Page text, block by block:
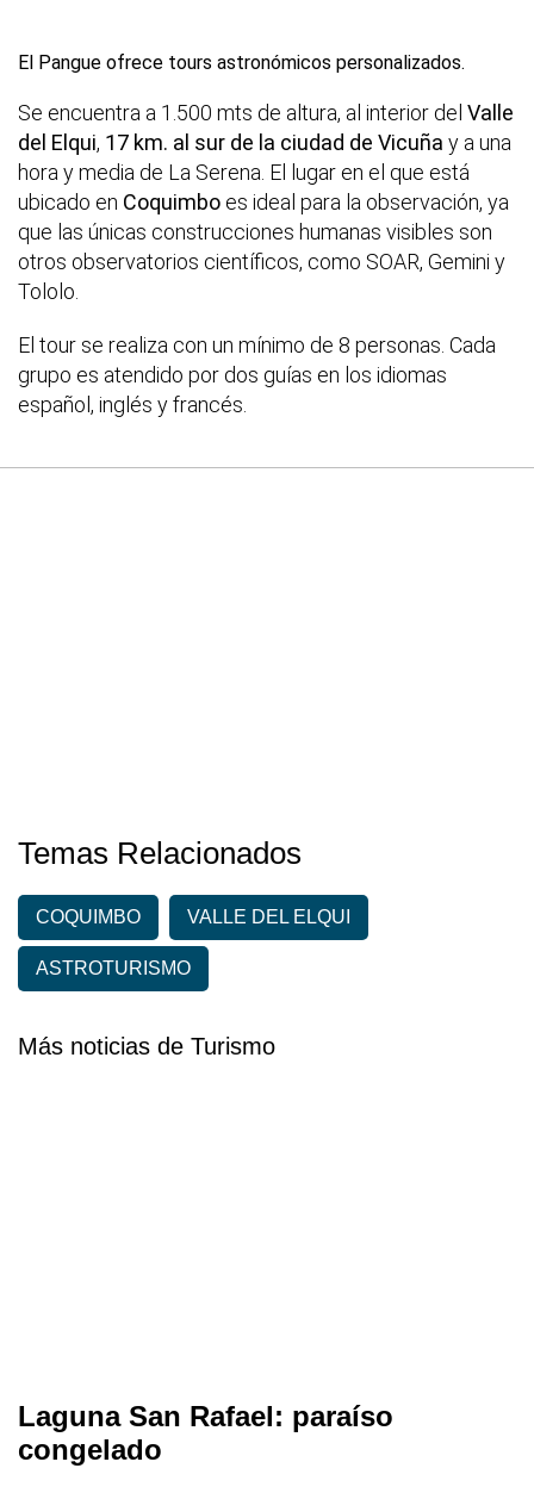
El Pangue ofrece tours astronómicos personalizados.
Se encuentra a 1.500 mts de altura, al interior del Valle
del Elqui, 17 km. al sur de la ciudad de Vicuña y a una
hora y media de La Serena. El lugar en el que está
ubicado en Coquimbo es ideal para la observación, ya
que las únicas construcciones humanas visibles son
otros observatorios científicos, como SOAR, Gemini y
Tololo.
El tour se realiza con un mínimo de 8 personas. Cada
grupo es atendido por dos guías en los idiomas
español, inglés y francés.
Temas Relacionados
COQUIMBO VALLE DEL ELQUI
ASTROTURISMO
Más noticias de Turismo
Laguna San Rafael: paraíso
congelado